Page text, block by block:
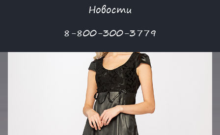
Новости
8-800-300-3779